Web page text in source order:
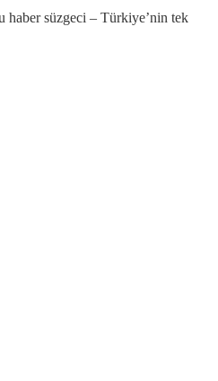
süzgeci – Türkiye’nin tek